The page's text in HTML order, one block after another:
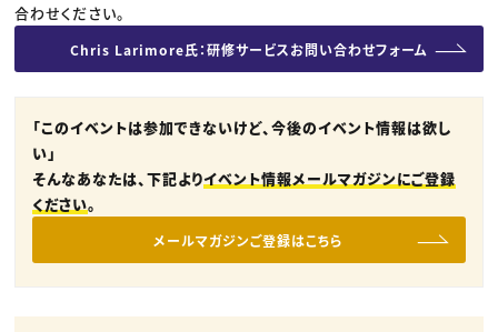
合わせください。
Chris Larimore氏：研修サービスお問い合わせフォーム
「このイベントは参加できないけど、今後のイベント情報は欲し
い」
そんなあなたは、下記よりイベント情報メールマガジンにご登録
ください。
メールマガジンご登録はこちら